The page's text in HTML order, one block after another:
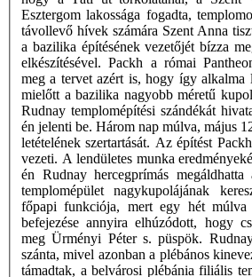
Esztergom lakossága fogadta,
távollevő hívek számára Szent Anna
a bazilika építésének vezetőjét bízza
elkészítésével. Packh a római
meg a tervet azért is, hogy így alkalma
mielőtt a bazilika nagyobb méretű
Rudnay templomépítési szándékát
én jelenti be. Három nap múlva, május
letételének szertartását. Az építést
vezeti. A lendületes munka
én Rudnay hercegprímás
templomépület nagykupolájának
főpapi funkciója, mert egy hét
befejezése annyira elhúzódott, hogy
meg Ürményi Péter s. püspök.
szánta, mivel azonban a plébános
támadtak, a belvárosi plébánia filiális